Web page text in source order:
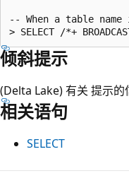
-- When a table
倾斜提示
(Delta Lake) 有关 提示的
相关语句
SELECT